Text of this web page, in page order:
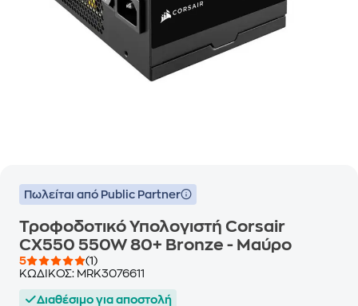
Πωλείται από Public Partner
Τροφοδοτικό Υπολογιστή Corsair
CX550 550W 80+ Bronze - Μαύρο
5
(1)
ΚΩΔΙΚΟΣ: MRK3076611
Διαθέσιμο για αποστολή